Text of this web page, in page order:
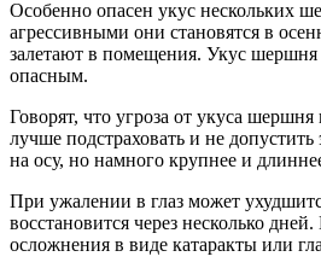
Особенно опасен укус нескольких
агрессивными они становятся в
залетают в помещения. Укус
опасным.
Говорят, что угроза от укуса
лучше подстраховать и не
на осу, но намного крупнее и
При ужалении в глаз может
восстановится через несколько
осложнения в виде катаракты или